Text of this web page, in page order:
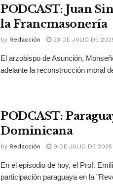
PODCAST: Juan
la Francmasonería
by Redacción 23 DE JULIO DE
El arzobispo de Asunción,
adelante la reconstrucción moral
PODCAST:
Dominicana
by Redacción 9 DE JULIO DE 2025
En el episodio de hoy, el Prof.
participación paraguaya en la